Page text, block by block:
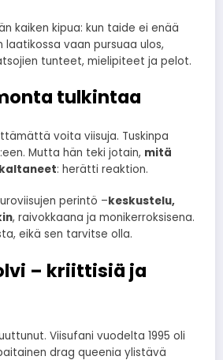
kaiken kipua: kun taide ei enää
laatikossa vaan pursuaa ulos,
tunteet, mielipiteet ja pelot.
tulkintaa
voita viisuja. Tuskinpa
Mutta hän teki jotain, mitä
: herätti reaktion.
perintö –keskustelu,
, raivokkaana ja monikerroksisena.
eikä sen tarvitse olla.
– kriittisiä ja
Viisufani vuodelta 1995 oli
drag queenia ylistävä